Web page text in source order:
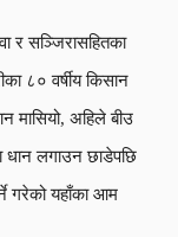
र सञ्जिरासहितका
८० वर्षीय किसान
मासियो, अहिले बीउ
धान लगाउन छाडेपछि
गरेको यहाँका आम